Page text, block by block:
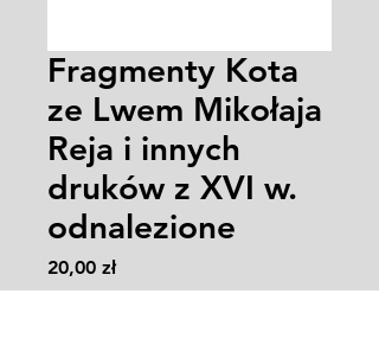
Fragmenty Kota
ze Lwem Mikołaja
Reja i innych
druków z XVI w.
odnalezione
20,00 złCena